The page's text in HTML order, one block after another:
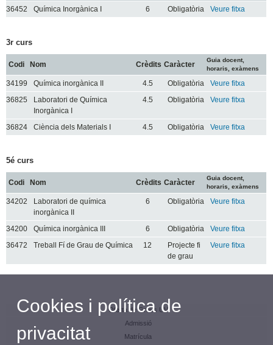
36452 Química Inorgànica I 6 Obligatòria Veure fitxa
3r curs
Codi Nom Crèdits Caràcter
Guia docent,
horaris, exàmens
34199 Química inorgànica II 4.5 Obligatòria
Veure fitxa
36825
Laboratori de Química
Inorgànica I
4.5 Obligatòria Veure fitxa
36824 Ciència dels Materials I 4.5 Obligatòria Veure fitxa
5é curs
Codi Nom Crèdits Caràcter
Guia docent,
horaris, exàmens
34202
Laboratori de química
inorgànica II
6 Obligatòria Veure fitxa
34200 Química inorgànica III 6 Obligatòria
Veure fitxa
36472
Treball Fí de Grau de Química 12
Projecte fi
de grau
Veure fitxa
Oferta de Graus UV
Admissió
Matrícula
Cookies i política de
privacitat